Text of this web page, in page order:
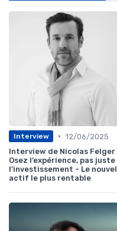
Interview • 12/06/2025
Interview de Nicolas Felger
Osez l’expérience, pas juste
l’investissement - Le nouvel
actif le plus rentable